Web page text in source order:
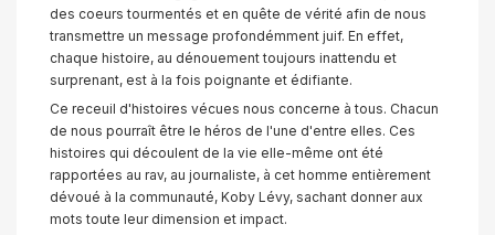
des coeurs tourmentés et en quête de vérité afin de nous
transmettre un message profondémment juif. En effet,
chaque histoire, au dénouement toujours inattendu et
surprenant, est à la fois poignante et édifiante.
Ce receuil d'histoires vécues nous concerne à tous. Chacun
de nous pourraît être le héros de l'une d'entre elles. Ces
histoires qui découlent de la vie elle-même ont été
rapportées au rav, au journaliste, à cet homme entièrement
dévoué à la communauté, Koby Lévy, sachant donner aux
mots toute leur dimension et impact.